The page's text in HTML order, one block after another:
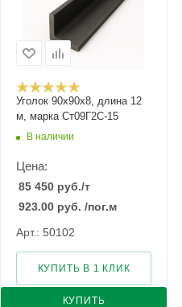
Уголок 90х90х8, длина 12
м, марка Ст09Г2С-15
В наличии
Цена:
85 450 руб./т
923.00 руб. /пог.м
Арт.: 50102
КУПИТЬ
КУПИТЬ В 1 КЛИК